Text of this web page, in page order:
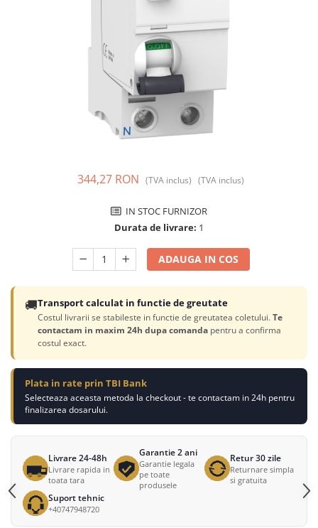
Variator de tensiune
344,27 RON (TVA inclus) (TVA inclus)
IN STOC FURNIZOR
Durata de livrare: 1
ADAUGA IN COS
🚚Transport calculat in functie de greutate
Costul livrarii se stabileste in functie de greutatea coletului.Te
contactam in maxim 24h dupa comanda pentru a confirma
costul exact.
Plata in rate prin TBI Bank
Selecteaza aceasta metoda la checkout - te contactam in 24h pentru
finalizarea dosarului.
Livrare 24-48h
Livrare rapida in
toata tara
Garantie 2 ani
Garantie legala
pe toate
produsele
Retur 30 zile
Returnare simpla
si gratuita
Suport tehnic
+40747948720